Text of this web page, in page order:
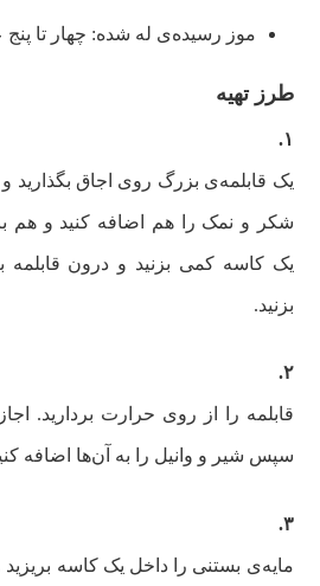
موز رسیده‌ی له شده: چهار تا پنج
طرز تهیه
۱‌.
یک قابلمه‌ی بزرگ روی اجاق بگذارید و
شکر و نمک را هم اضافه کنید و هم
یک کاسه کمی بزنید و درون قابلمه
بزنید.
۲.
قابلمه را از روی حرارت بردارید.
سپس شیر و وانیل را به آن‌ها اضافه
۳‌.
مایه‌ی بستنی را داخل یک کاسه بریزید